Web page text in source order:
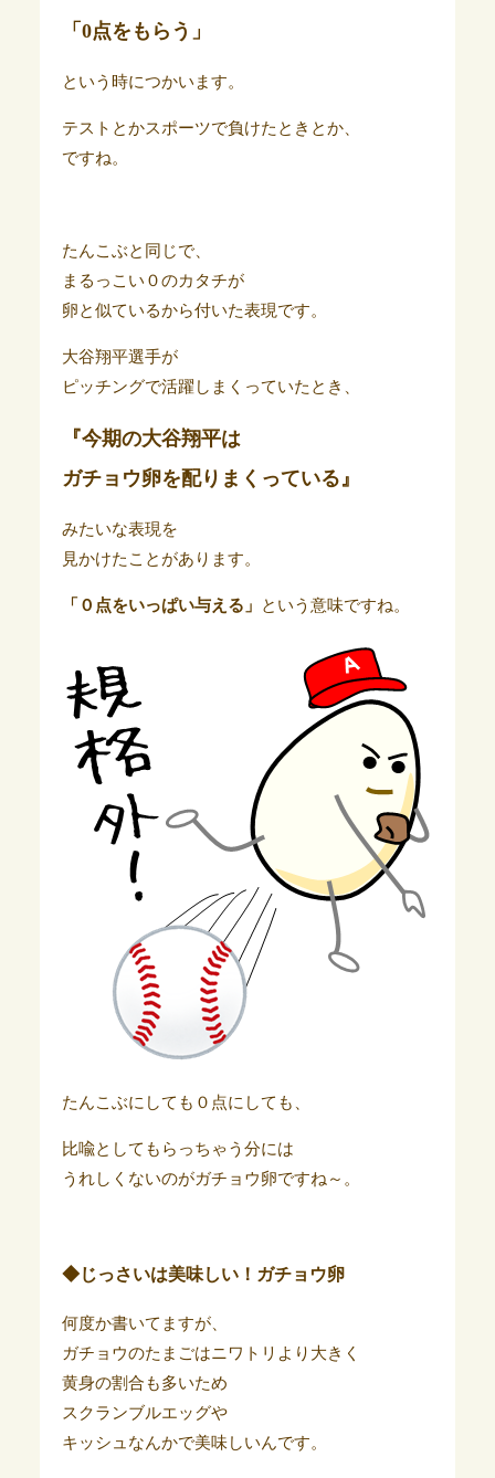
「0点をもらう」
という時につかいます。
テストとかスポーツで負けたときとか、
ですね。
たんこぶと同じで、
まるっこい０のカタチが
卵と似ているから付いた表現です。
大谷翔平選手が
ピッチングで活躍しまくっていたとき、
『今期の大谷翔平は
ガチョウ卵を配りまくっている』
みたいな表現を
見かけたことがあります。
「０点をいっぱい与える」 という意味ですね。
たんこぶにしても０点にしても、
比喩としてもらっちゃう分には
うれしくないのがガチョウ卵ですね～。
◆じっさいは美味しい！ガチョウ卵
何度か書いてますが、
ガチョウのたまごはニワトリより大きく
黄身の割合も多いため
スクランブルエッグや
キッシュなんかで美味しいんです。